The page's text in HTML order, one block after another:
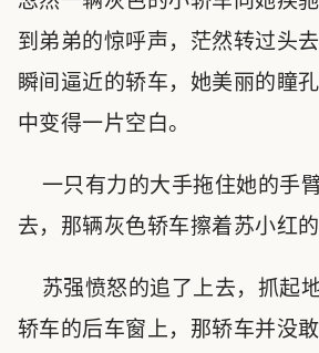
到弟弟的惊呼声，茫然转过头
瞬间逼近的轿车，她美丽的瞳
中变得一片空白。
一只有力的大手拖住她的手
去，那辆灰色轿车擦着苏小红
苏强愤怒的追了上去，抓起
轿车的后车窗上，那轿车并没